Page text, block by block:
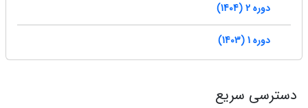
دوره 2 (1404)
دوره 1 (1403)
دسترسی سریع